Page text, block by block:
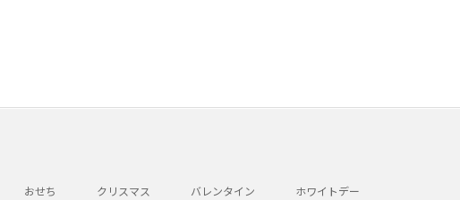
おせち クリスマス バレンタイン ホワイトデー